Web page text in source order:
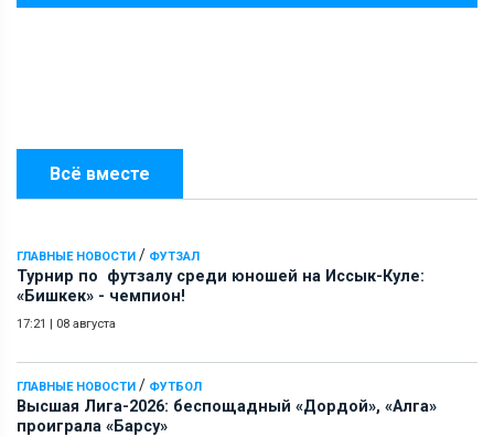
Всё вместе
ГЛАВНЫЕ НОВОСТИ / ФУТЗАЛ
Турнир по футзалу среди юношей на Иссык-Куле:
«Бишкек» - чемпион!
17:21 | 08 августа
ГЛАВНЫЕ НОВОСТИ / ФУТБОЛ
Высшая Лига-2026: беспощадный «Дордой», «Алга»
проиграла «Барсу»